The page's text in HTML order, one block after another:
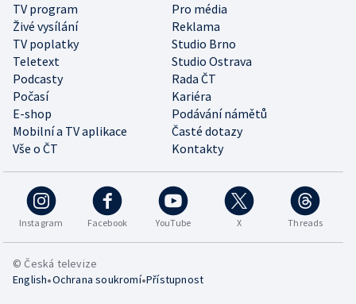
TV program
Pro média
Živé vysílání
Reklama
TV poplatky
Studio Brno
Teletext
Studio Ostrava
Podcasty
Rada ČT
Počasí
Kariéra
E-shop
Podávání námětů
Mobilní a TV aplikace
Časté dotazy
Vše o ČT
Kontakty
Instagram Facebook YouTube X Threads
© Česká televize
English•Ochrana soukromí•Přístupnost